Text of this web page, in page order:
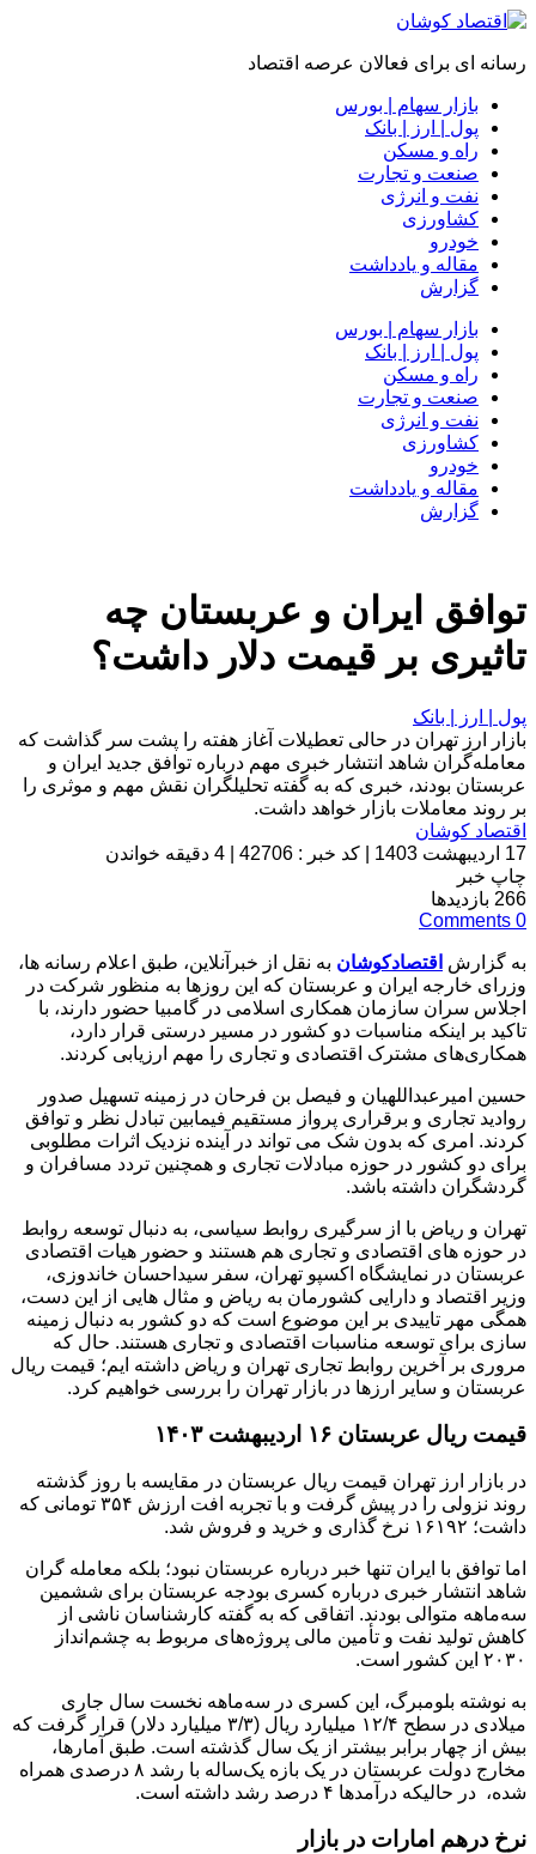
رسانه ای برای فعالان عرصه اقتصاد
بازار سهام | بورس
پول | ارز | بانک
راه و مسکن
صنعت و تجارت
نفت و انرژی
کشاورزی
خودرو
مقاله و یادداشت
گزارش
بازار سهام | بورس
پول | ارز | بانک
راه و مسکن
صنعت و تجارت
نفت و انرژی
کشاورزی
خودرو
مقاله و یادداشت
گزارش
توافق ایران و عربستان چه
تاثیری بر قیمت دلار داشت؟
پول | ارز | بانک
بازار ارز تهران در حالی تعطیلات آغاز هفته را پشت سر گذاشت که
معامله‌گران شاهد انتشار خبری مهم درباره توافق جدید ایران و
عربستان بودند، خبری که به گفته تحلیلگران نقش مهم و موثری را
بر روند معاملات بازار خواهد داشت.
اقتصاد کوشان
17 اردیبهشت 1403
کد خبر : 42706
4 دقیقه خواندن
چاپ خبر
266 بازدیدها
0
Comments
به گزارش اقتصادکوشان به نقل از خبرآنلاین، طبق اعلام رسانه ها،
وزرای خارجه ایران و عربستان که این روزها به منظور شرکت در
اجلاس سران سازمان همکاری اسلامی در گامبیا حضور دارند، با
تاکید بر اینکه مناسبات دو کشور در مسیر درستی قرار دارد،
همکاری‌های مشترک اقتصادی و تجاری را مهم ارزیابی کردند.
حسین امیرعبداللهیان و فیصل بن فرحان در زمینه تسهیل صدور
روادید تجاری و برقراری پرواز مستقیم فیمابین تبادل نظر و توافق
کردند. امری که بدون شک می تواند در آینده نزدیک اثرات مطلوبی
برای دو کشور در حوزه مبادلات تجاری و همچنین تردد مسافران و
گردشگران داشته باشد.
تهران و ریاض با از سرگیری روابط سیاسی، به دنبال توسعه روابط
در حوزه های اقتصادی و تجاری هم هستند و حضور هیات اقتصادی
عربستان در نمایشگاه اکسپو تهران، سفر سیداحسان خاندوزی،
وزیر اقتصاد و دارایی کشورمان به ریاض و مثال هایی از این دست،
همگی مهر تاییدی بر این موضوع است که دو کشور به دنبال زمینه
سازی برای توسعه مناسبات اقتصادی و تجاری هستند. حال که
مروری بر آخرین روابط تجاری تهران و ریاض داشته ایم؛ قیمت ریال
عربستان و سایر ارزها در بازار تهران را بررسی خواهیم کرد.
قیمت ریال عربستان ۱۶ اردیبهشت ۱۴۰۳
در بازار ارز تهران قیمت ریال عربستان در مقایسه با روز گذشته
روند نزولی را در پیش گرفت و با تجربه افت ارزش ۳۵۴ تومانی که
داشت؛ ۱۶۱۹۲ نرخ گذاری و خرید و فروش شد.
اما توافق با ایران تنها خبر درباره عربستان نبود؛ بلکه معامله گران
شاهد انتشار خبری درباره کسری بودجه عربستان برای ششمین
سه‌ماهه متوالی بودند. اتفاقی که به گفته کارشناسان ناشی از
کاهش تولید نفت و تأمین مالی پروژه‌های مربوط به چشم‌انداز
۲۰۳۰ این کشور است.
به نوشته بلومبرگ، این کسری در سه‌ماهه نخست سال جاری
میلادی در سطح ۱۲/۴ میلیارد ریال (۳/۳ میلیارد دلار) قرار گرفت که
بیش از چهار برابر بیشتر از یک سال گذشته است. طبق آمارها،
مخارج دولت عربستان در یک بازه یک‌ساله با رشد ۸ درصدی همراه
شده، ‌ در حالیکه درآمدها ۴ درصد رشد داشته است.
نرخ درهم امارات در بازار